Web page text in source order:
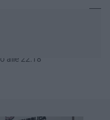
alle 22:18